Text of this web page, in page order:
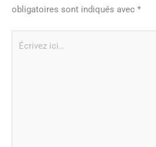
obligatoires sont indiqués avec *